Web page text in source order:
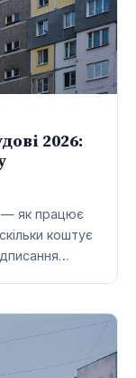
2026:
— як працює
коштує